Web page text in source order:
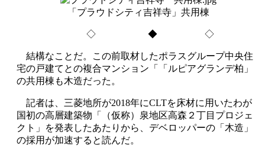
「プラウドシティ吉祥寺」共用棟
◇ ◆ ◇
結構なことだ。この前取材したポラスグループ中央住
宅の戸建てとの複合マンション「「ルピアグランデ柏」
の共用棟も木造だった。
記者は、三菱地所が2018年にCLTを床材に用いたわが
国初の高層建築物「（仮称）泉地区高森２丁目プロジェ
クト」を発表したあたりから、デベロッパーの「木造」
の採用が加速すると読んだ。